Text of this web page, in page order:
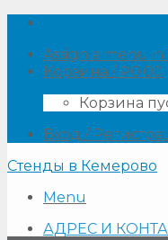
Skip
contentAssign a menu
Корзина /₽0.00
Корзина
Вход /
Стенды в Кемерово
Menu
АДРЕС И